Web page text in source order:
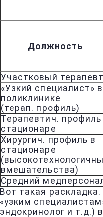
Должность
Участковый терапевт
«Узкий специалист» в
поликлинике
(терап. профиль)
Терапевтич. профиль
стационаре
Хирургич. профиль в
стационаре
вмешательства)
Средний
Вот такая
«узким
эндокринолог и т.д.)